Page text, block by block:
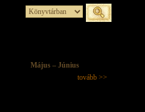
Május – Június
tovább >>